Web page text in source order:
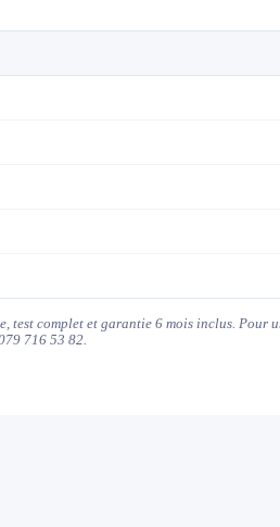
complet et garantie 6 mois inclus.
716 53 82.